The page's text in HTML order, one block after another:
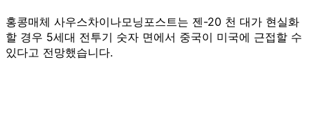
홍콩매체 사우스차이나모닝포스트는 젠-20 천 대가 현실화
할 경우 5세대 전투기 숫자 면에서 중국이 미국에 근접할 수
있다고 전망했습니다.